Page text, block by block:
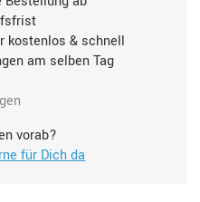
kostenlos & schnell
am selben Tag
vorab?
für Dich da